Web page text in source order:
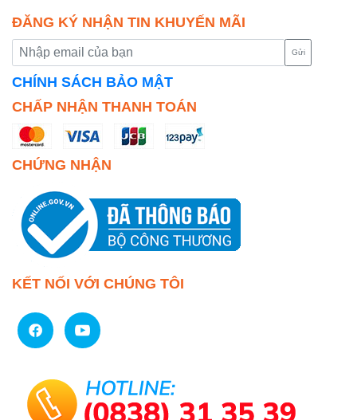
ĐĂNG KÝ NHẬN TIN KHUYẾN MÃI
Gửi
CHÍNH SÁCH BẢO MẬT
CHẤP NHẬN THANH TOÁN
CHỨNG NHẬN
KẾT NỐI VỚI CHÚNG TÔI